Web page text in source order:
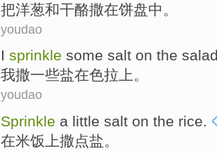
把洋葱和干酪撒在饼盘中 。
youdao
I sprinkle some salt on the
我撒一些盐在色拉上。
youdao
Sprinkle a little salt on the rice.
在米饭 上撒点盐。